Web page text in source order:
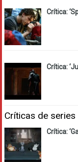
Crítica:
Crítica:
Críticas de series
Crítica: